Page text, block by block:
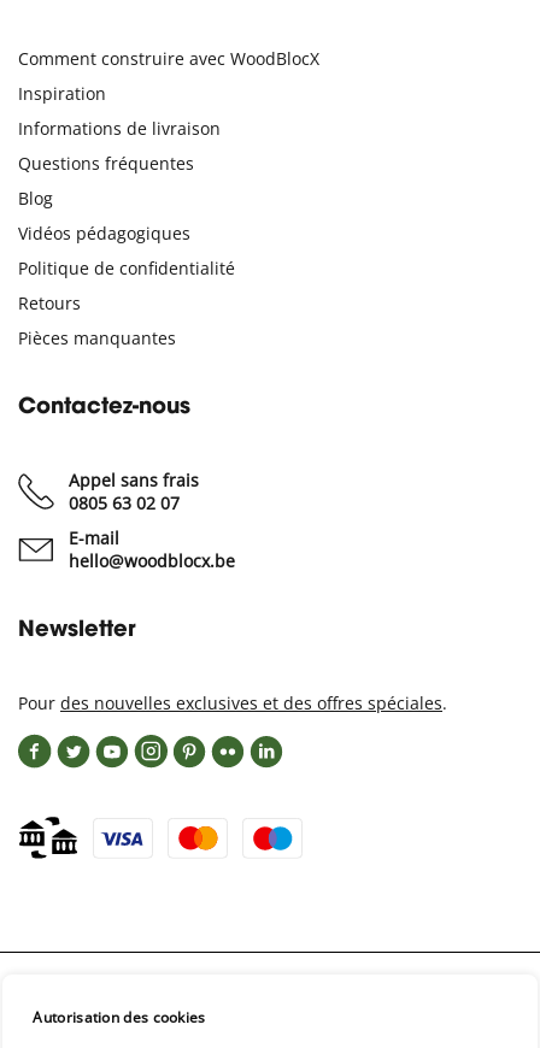
Comment construire avec WoodBlocX
Inspiration
Informations de livraison
Questions fréquentes
Blog
Vidéos pédagogiques
Politique de confidentialité
Retours
Pièces manquantes
Contactez-nous
Appel sans frais
0805 63 02 07
E-mail
hello@woodblocx.be
Newsletter
Pour des nouvelles exclusives et des offres spéciales.
Autorisation des cookies